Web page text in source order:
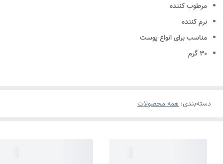
مرطوب کننده
نرم کننده
مناسب برای انواع پوست
30 گرم
دسته‌بندی: همه محصولات